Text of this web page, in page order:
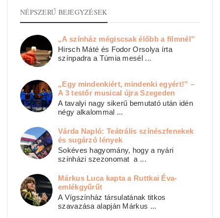
NÉPSZERŰ BEJEGYZÉSEK
„A színház mégiscsak élőbb a filmnél”
Hirsch Máté és Fodor Orsolya írta
színpadra a Túmia mesél ...
„Egy mindenkiért, mindenki egyért!” –
A 3 testőr musical újra Szegeden
A tavalyi nagy sikerű bemutató után idén
négy alkalommal ...
Várda Napló: Teátrális színészfenekek
és sugárzó lények
Sokéves hagyomány, hogy a nyári
színházi szezonomat a ...
Márkus Luca kapta a Ruttkai Éva-
emlékgyűrűt
A Vígszínház társulatának titkos
szavazása alapján Márkus ...